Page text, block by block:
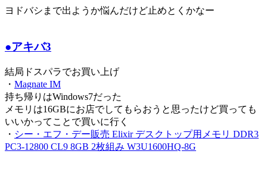
ヨドバシまで出ようか悩んだけど止めとくかなー
●アキバ3
結局ドスパラでお買い上げ
・ Magnate IM
持ち帰りはWindows7だった
メモリは16GBにお店でしてもらおうと思ったけど買っても
いいかってことで買いに行く
・ シー・エフ・デー販売 Elixir デスクトップ用メモリ DDR3
PC3-12800 CL9 8GB 2枚組み W3U1600HQ-8G